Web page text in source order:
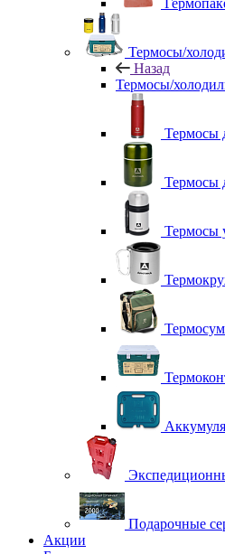
Термосы/
Назад
Термосы/
Термосы
Термосы
Термосы
Подарочные
Акции